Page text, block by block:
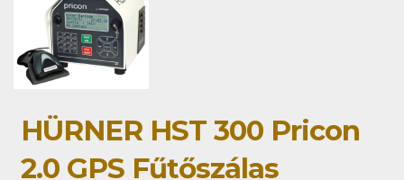
HÜRNER HST 300 Pricon
2.0 GPS Fűtőszálas